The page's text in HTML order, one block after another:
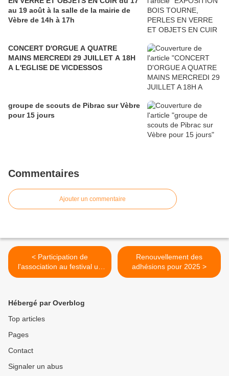
au 19 août à la salle de la mairie de
Vèbre de 14h à 17h
CONCERT D'ORGUE A QUATRE
MAINS MERCREDI 29 JUILLET A 18H
A L'EGLISE DE VICDESSOS
groupe de scouts de Pibrac sur Vèbre
pour 15 jours
Commentaires
Ajouter un commentaire
< Participation de
l'association au festival un
"R" d'avenir le 16 novembre
Renouvellement des
adhésions pour 2025 >
Hébergé par Overblog
Top articles
Pages
Contact
Signaler un abus